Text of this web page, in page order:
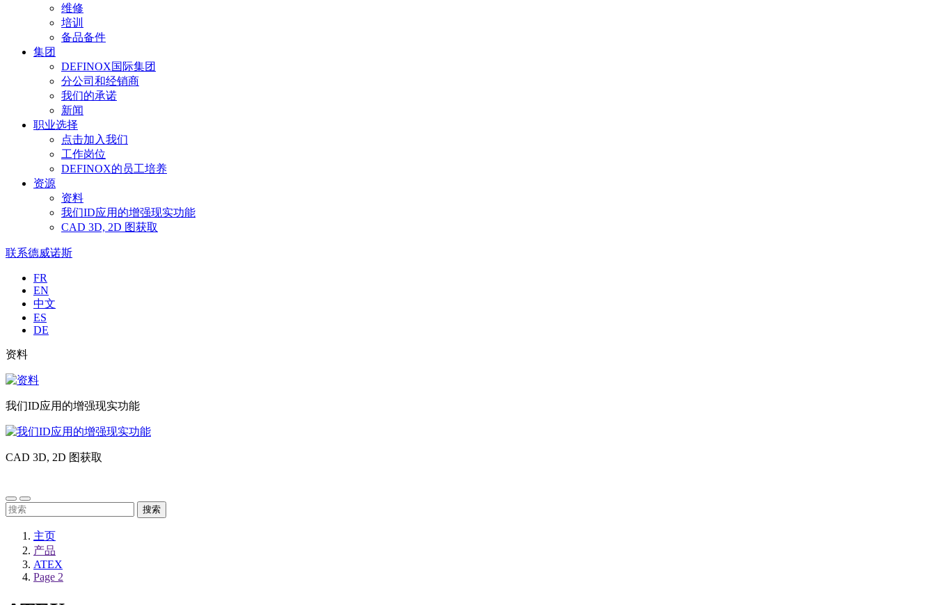
维修
培训
备品备件
集团
DEFINOX国际集团
分公司和经销商
我们的承诺
新闻
职业选择
点击加入我们
工作岗位
DEFINOX的员工培养
资源
资料
我们ID应用的增强现实功能
CAD 3D, 2D 图获取
联系德威诺斯
Langues
FR
EN
中文
ES
DE
Liste
sub
资料
资
我们ID应用的增强现实功能
我
的
增
CAD 3D, 2D 图获取
3D,
2D
图
搜
主页
产品
ATEX
Page 2